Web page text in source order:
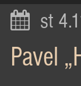
st
Pavel